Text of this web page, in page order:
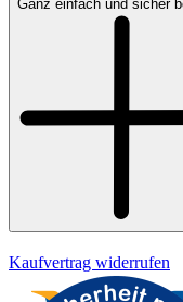
Bezahlung
Ganz einfach und sicher
Kaufvertrag widerrufen